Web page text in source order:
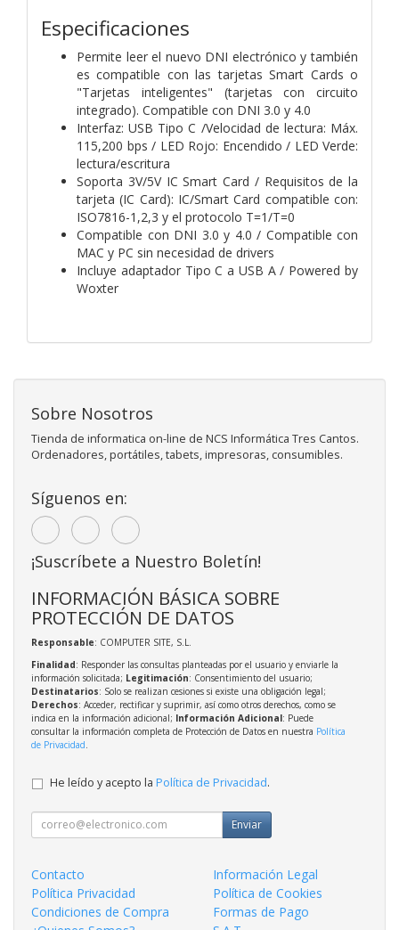
Especificaciones
Permite leer el nuevo DNI electrónico y también
es compatible con las tarjetas Smart Cards o
"Tarjetas inteligentes" (tarjetas con circuito
integrado). Compatible con DNI 3.0 y 4.0
Interfaz: USB Tipo C /Velocidad de lectura: Máx.
115,200 bps / LED Rojo: Encendido / LED Verde:
lectura/escritura
Soporta 3V/5V IC Smart Card / Requisitos de la
tarjeta (IC Card): IC/Smart Card compatible con:
ISO7816-1,2,3 y el protocolo T=1/T=0
Compatible con DNI 3.0 y 4.0 / Compatible con
MAC y PC sin necesidad de drivers
Incluye adaptador Tipo C a USB A / Powered by
Woxter
Sobre Nosotros
Tienda de informatica on-line de NCS Informática Tres Cantos.
Ordenadores, portátiles, tabets, impresoras, consumibles.
Síguenos en:
¡Suscríbete a Nuestro Boletín!
INFORMACIÓN BÁSICA SOBRE
PROTECCIÓN DE DATOS
Responsable: COMPUTER SITE, S.L.
Finalidad: Responder las consultas planteadas por el usuario y enviarle la
información solicitada; Legitimación: Consentimiento del usuario;
Destinatarios: Solo se realizan cesiones si existe una obligación legal;
Derechos: Acceder, rectificar y suprimir, así como otros derechos, como se
indica en la información adicional; Información Adicional: Puede
consultar la información completa de Protección de Datos en nuestra Política
de Privacidad
He leído y acepto la Política de Privacidad.
Enviar
Contacto
Información Legal
Política Privacidad
Política de Cookies
Condiciones de Compra
Formas de Pago